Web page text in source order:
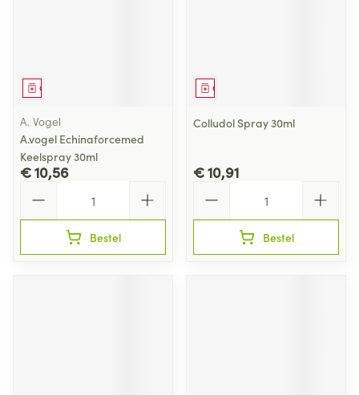
Geneesmiddel
A. Vogel
A.vogel Echinaforcemed
Keelspray 30ml
€ 10,56
Bestel
Geneesmiddel
Colludol Spray 30ml
€ 10,91
Bestel